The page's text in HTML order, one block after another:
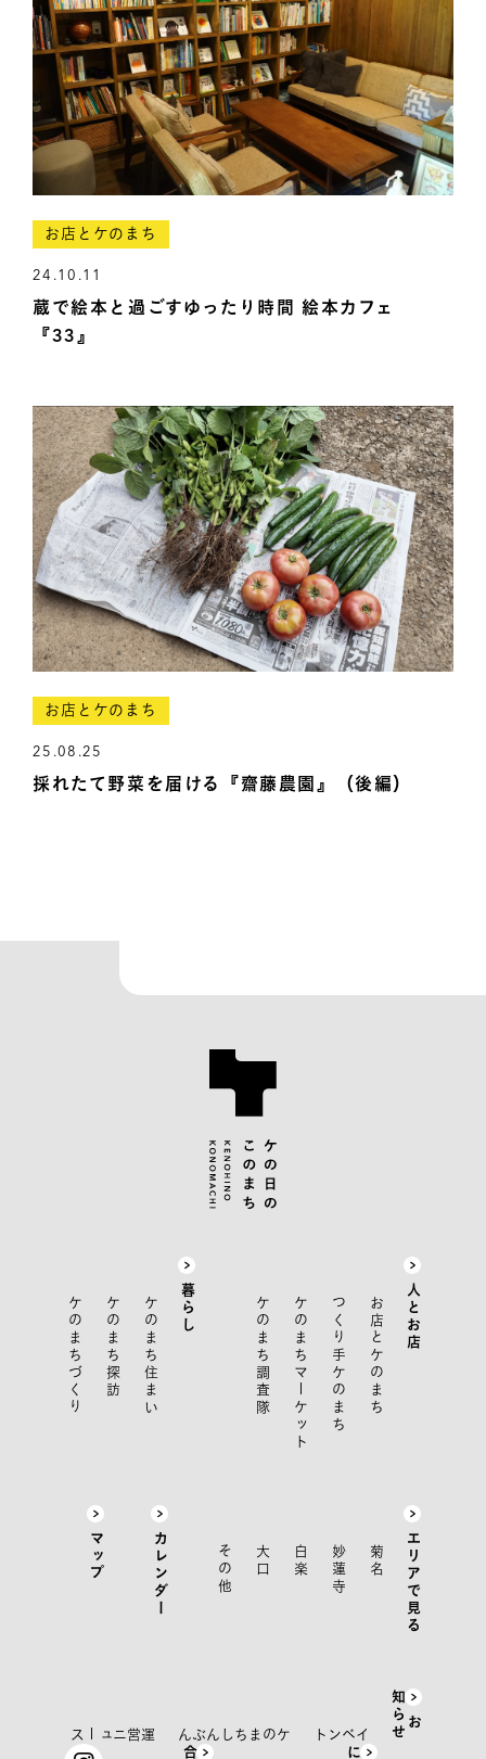
お店とケのまち
24.10.11
蔵で絵本と過ごすゆったり時間 絵本カフェ
『33』
お店とケのまち
25.08.25
採れたて野菜を届ける『齋藤農園』（後編）
人とお店
お店とケのまち
つくり手ケのまち
ケのまちマーケット
ケのまち調査隊
暮らし
ケのまち住まい
ケのまち探訪
ケのまちづくり
エリアで見る
菊名
妙蓮寺
白楽
大口
その他
カレンダー
マップ
お
知 ら
せ
イベント
ケのまちしんぶん
運営ニュース